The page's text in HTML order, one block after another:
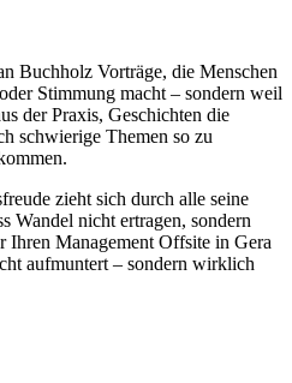
Buchholz Vorträge, die Menschen
Stimmung macht – sondern weil
der Praxis, Geschichten die
schwierige Themen so zu
zieht sich durch alle seine
Wandel nicht ertragen, sondern
Ihren Management Offsite in Gera
aufmuntert – sondern wirklich